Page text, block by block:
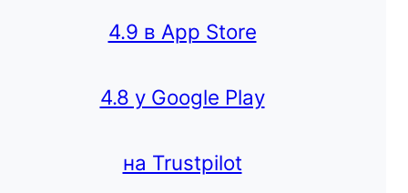
4.9 в App Store
4.8 у Google Play
на Trustpilot